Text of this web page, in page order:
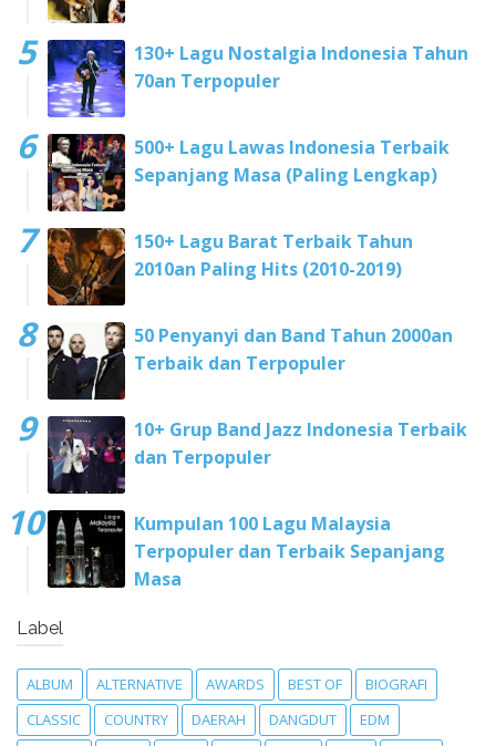
130+ Lagu Nostalgia Indonesia Tahun
70an Terpopuler
500+ Lagu Lawas Indonesia Terbaik
Sepanjang Masa (Paling Lengkap)
150+ Lagu Barat Terbaik Tahun
2010an Paling Hits (2010-2019)
50 Penyanyi dan Band Tahun 2000an
Terbaik dan Terpopuler
10+ Grup Band Jazz Indonesia Terbaik
dan Terpopuler
Kumpulan 100 Lagu Malaysia
Terpopuler dan Terbaik Sepanjang
Masa
Label
ALBUM ALTERNATIVE AWARDS BEST OF
BIOGRAFI
CLASSIC
COUNTRY DAERAH DANGDUT
EDM